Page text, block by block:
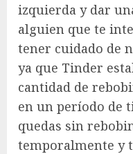
izquierda y dar
alguien que te
tener cuidado de
ya que Tinder
cantidad de
en un período de
quedas sin
temporalmente y